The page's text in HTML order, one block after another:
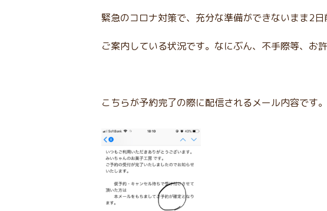
緊急のコロナ対策で、充分な準備ができないまま2
ご案内している状況です。なにぶん、不手際等、お
こちらが予約完了の際に配信されるメール内容です。